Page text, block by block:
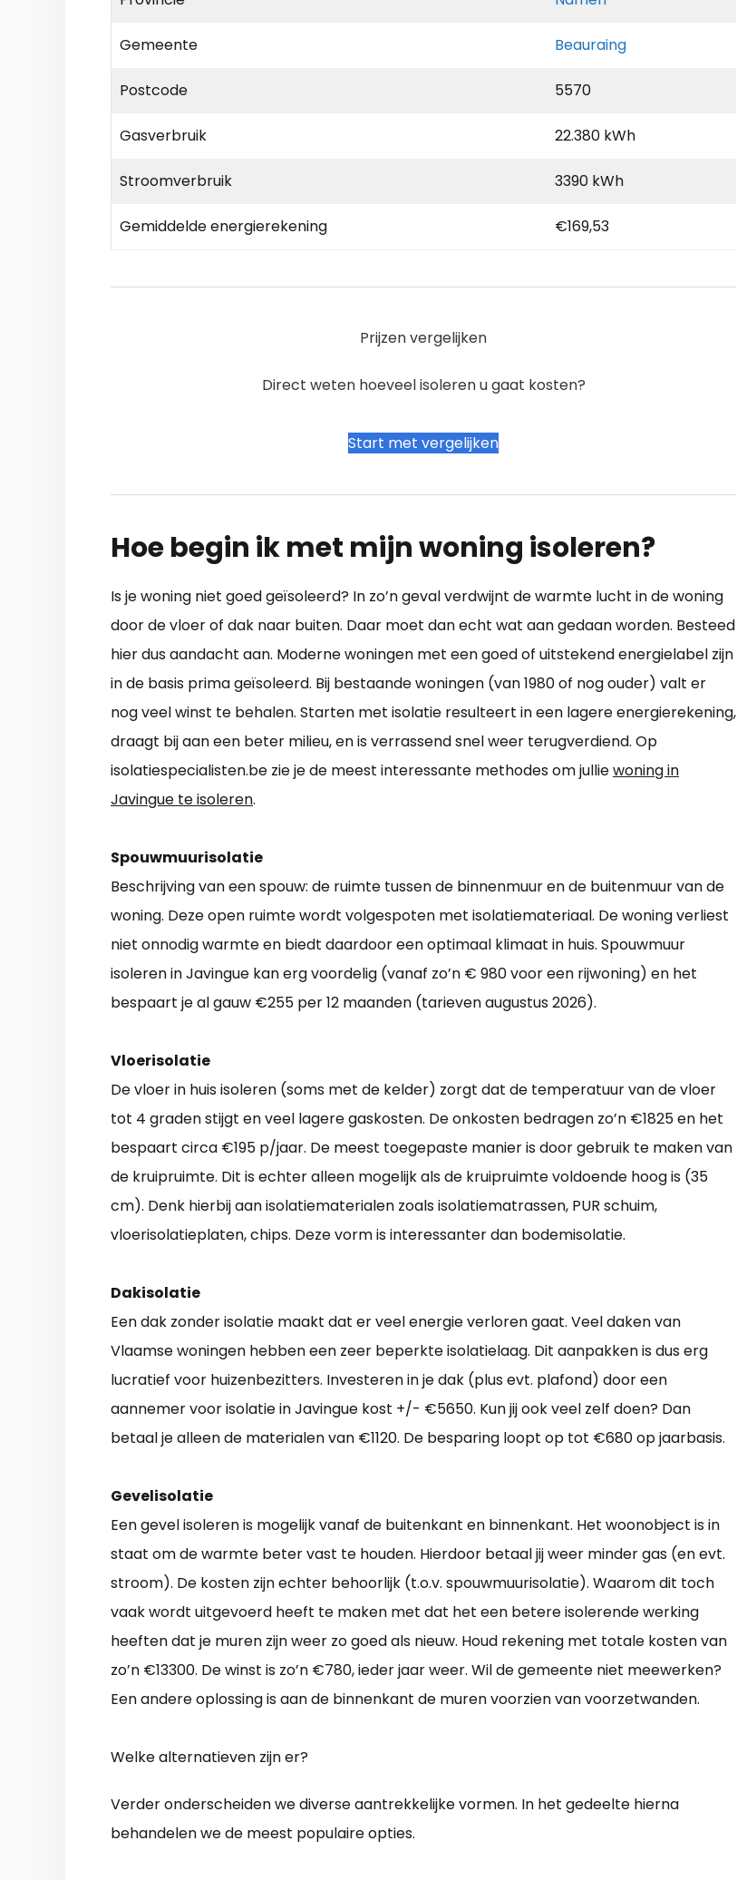
Gemeente Beauraing
Postcode 5570
Gasverbruik 22.380 kWh
Stroomverbruik 3390 kWh
Gemiddelde energierekening €169,53
Prijzen vergelijken
Direct weten hoeveel isoleren u gaat kosten?
Start met vergelijken
Hoe begin ik met mijn woning isoleren?
Is je woning niet goed geïsoleerd? In zo’n geval verdwijnt de warmte lucht in de woning
door de vloer of dak naar buiten. Daar moet dan echt wat aan gedaan worden. Besteed
hier dus aandacht aan. Moderne woningen met een goed of uitstekend energielabel zijn
in de basis prima geïsoleerd. Bij bestaande woningen (van 1980 of nog ouder) valt er
nog veel winst te behalen. Starten met isolatie resulteert in een lagere energierekening,
draagt bij aan een beter milieu, en is verrassend snel weer terugverdiend. Op
isolatiespecialisten.be zie je de meest interessante methodes om julliewoning in
Javingue te isoleren.
Spouwmuurisolatie
Beschrijving van een spouw: de ruimte tussen de binnenmuur en de buitenmuur van de
woning. Deze open ruimte wordt volgespoten met isolatiemateriaal. De woning verliest
niet onnodig warmte en biedt daardoor een optimaal klimaat in huis. Spouwmuur
isoleren in Javingue kan erg voordelig (vanaf zo’n € 980 voor een rijwoning) en het
bespaart je al gauw €255 per 12 maanden (tarieven augustus 2026).
Vloerisolatie
De vloer in huis isoleren (soms met de kelder) zorgt dat de temperatuur van de vloer
tot 4 graden stijgt en veel lagere gaskosten. De onkosten bedragen zo’n €1825 en het
bespaart circa €195 p/jaar. De meest toegepaste manier is door gebruik te maken van
de kruipruimte. Dit is echter alleen mogelijk als de kruipruimte voldoende hoog is (35
cm). Denk hierbij aan isolatiematerialen zoals isolatiematrassen, PUR schuim,
vloerisolatieplaten, chips. Deze vorm is interessanter dan bodemisolatie.
Dakisolatie
Een dak zonder isolatie maakt dat er veel energie verloren gaat. Veel daken van
Vlaamse woningen hebben een zeer beperkte isolatielaag. Dit aanpakken is dus erg
lucratief voor huizenbezitters. Investeren in je dak (plus evt. plafond) door een
aannemer voor isolatie in Javingue kost +/- €5650. Kun jij ook veel zelf doen? Dan
betaal je alleen de materialen van €1120. De besparing loopt op tot €680 op jaarbasis.
Gevelisolatie
Een gevel isoleren is mogelijk vanaf de buitenkant en binnenkant. Het woonobject is in
staat om de warmte beter vast te houden. Hierdoor betaal jij weer minder gas (en evt.
stroom). De kosten zijn echter behoorlijk (t.o.v. spouwmuurisolatie). Waarom dit toch
vaak wordt uitgevoerd heeft te maken met dat het een betere isolerende werking
heeften dat je muren zijn weer zo goed als nieuw. Houd rekening met totale kosten van
zo’n €13300. De winst is zo’n €780, ieder jaar weer. Wil de gemeente niet meewerken?
Een andere oplossing is aan de binnenkant de muren voorzien van voorzetwanden.
Welke alternatieven zijn er?
Verder onderscheiden we diverse aantrekkelijke vormen. In het gedeelte hierna
behandelen we de meest populaire opties.